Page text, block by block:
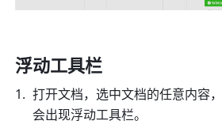
浮动工具栏
打开文档，选中文档的任意内容
会出现浮动工具栏。